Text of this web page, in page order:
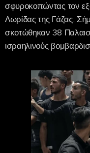
σφυροκοπώντας τον
Λωρίδας της Γάζας.
σκοτώθηκαν 38
ισραηλινούς